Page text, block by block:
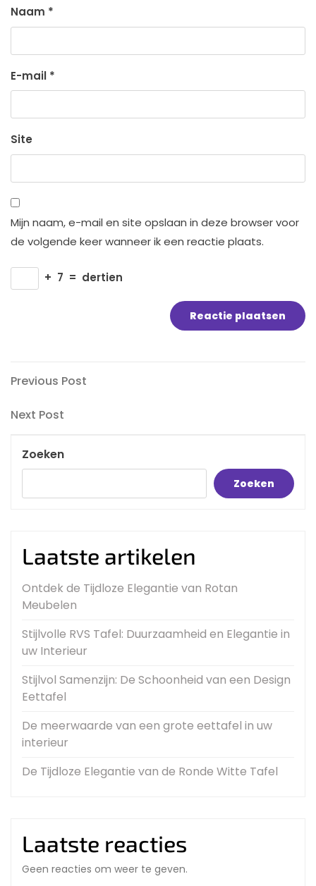
Naam *
E-mail *
Site
Mijn naam, e-mail en site opslaan in deze browser voor
de volgende keer wanneer ik een reactie plaats.
+ 7 = dertien
Bericht
navigatie
Previous
Previous Post
Next
Next Post
Zoeken
Zoeken
Laatste artikelen
Ontdek de Tijdloze Elegantie van Rotan
Meubelen
Stijlvolle RVS Tafel: Duurzaamheid en Elegantie in
uw Interieur
Stijlvol Samenzijn: De Schoonheid van een Design
Eettafel
De meerwaarde van een grote eettafel in uw
interieur
De Tijdloze Elegantie van de Ronde Witte Tafel
Laatste reacties
Geen reacties om weer te geven.